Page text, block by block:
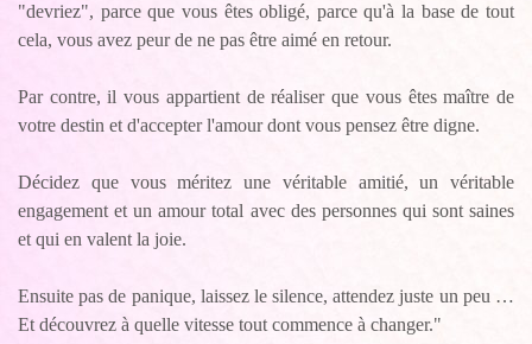
"devriez", parce que vous êtes obligé, parce qu'à la base de tout
cela, vous avez peur de ne pas être aimé en retour.
Par contre, il vous appartient de réaliser que vous êtes maître de
votre destin et d'accepter l'amour dont vous pensez être digne.
Décidez que vous méritez une véritable amitié, un véritable
engagement et un amour total avec des personnes qui sont saines
et qui en valent la joie.
Ensuite pas de panique, laissez le silence, attendez juste un peu …
Et découvrez à quelle vitesse tout commence à changer."